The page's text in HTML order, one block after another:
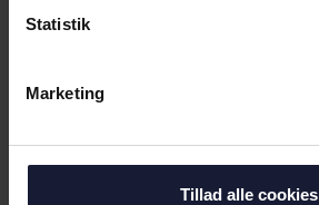
Statistik
Marketing
Tillad alle cookies
SÆSONEN